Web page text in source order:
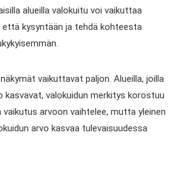
alueilla valokuitu voi vaikuttaa
että kysyntään ja tehdä kohteesta
vaikuttavat paljon. Alueilla, joilla
valokuidun merkitys korostuu
arvoon vaihtelee, mutta yleinen
arvo kasvaa tulevaisuudessa